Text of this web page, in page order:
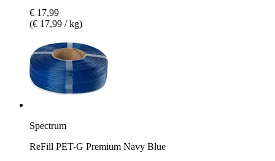
€ 17,99
(€ 17,99 / kg)
Spectrum
ReFill PET-G Premium Navy Blue